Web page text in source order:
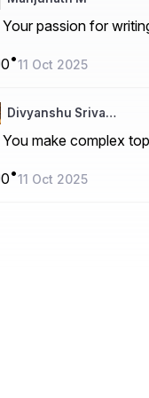
Your passion for
0•11 Oct 2025
Divyanshu Sriva…
You make complex
0•11 Oct 2025